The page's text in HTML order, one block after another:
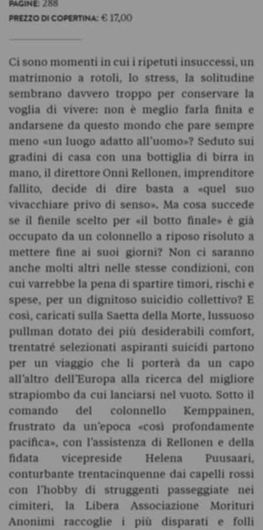
PAGINE: 288
PREZZO DI COPERTINA: € 17,00
Ci sono momenti in cui i ripetuti insuccessi, un
matrimonio a rotoli, lo stress, la solitudine
sembrano davvero troppo per conservare la
voglia di vivere: non è meglio farla finita e
andarsene da questo mondo che pare sempre
meno «un luogo adatto all’uomo»? Seduto sui
gradini di casa con una bottiglia di birra in
mano, il direttore Onni Rellonen, imprenditore
fallito, decide di dire basta a «quel suo
vivacchiare privo di senso». Ma cosa succede
se il fienile scelto per «il botto finale» è già
occupato da un colonnello a riposo risoluto a
mettere fine ai suoi giorni? Non ci saranno
anche molti altri nelle stesse condizioni, con
cui varrebbe la pena di spartire timori, rischi e
spese, per un dignitoso suicidio collettivo? E
così, caricati sulla Saetta della Morte, lussuoso
pullman dotato dei più desiderabili comfort,
trentatré selezionati aspiranti suicidi partono
per un viaggio che li porterà da un capo
all’altro dell’Europa alla ricerca del migliore
strapiombo da cui lanciarsi nel vuoto. Sotto il
comando del colonnello Kemppainen,
frustrato da un’epoca «così profondamente
pacifica», con l’assistenza di Rellonen e della
fidata vicepreside Helena Puusaari,
conturbante trentacinquenne dai capelli rossi
con l’hobby di struggenti passeggiate nei
cimiteri, la Libera Associazione Morituri
Anonimi raccoglie i più disparati e folli